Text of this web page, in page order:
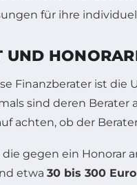
Finanzberater ist
sind deren
achten, ob der
gegen ein Honorar
etwa 30 bis 300